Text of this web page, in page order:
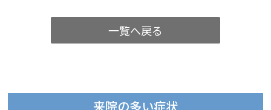
一覧へ戻る
来院の多い症状